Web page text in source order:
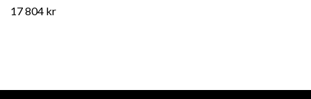
17 804 kr